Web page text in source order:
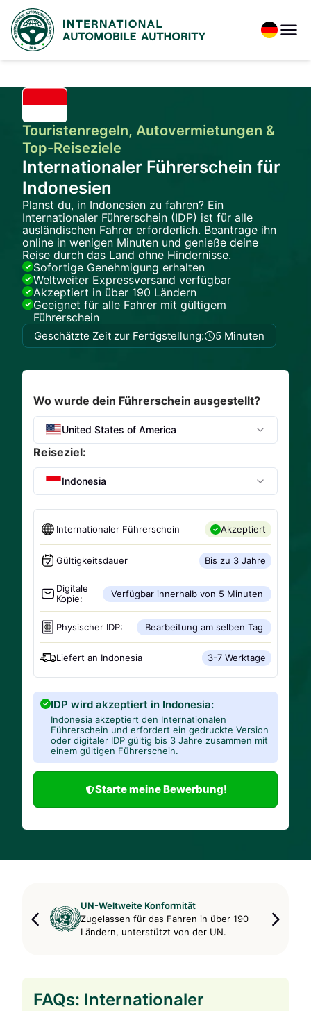
Touristenregeln, Autovermietungen &
Top-Reiseziele
Internationaler Führerschein für
Indonesien
Planst du, in Indonesien zu fahren? Ein
Internationaler Führerschein (IDP) ist für alle
ausländischen Fahrer erforderlich. Beantrage ihn
online in wenigen Minuten und genieße deine
Reise durch das Land ohne Hindernisse.
Sofortige Genehmigung erhalten
Weltweiter Expressversand verfügbar
Akzeptiert in über 190 Ländern
Geeignet für alle Fahrer mit gültigem
Führerschein
Geschätzte Zeit zur Fertigstellung: 5 Minuten
Wo wurde dein Führerschein ausgestellt?
United States of America
Reiseziel:
Indonesia
Internationaler Führerschein Akzeptiert
Gültigkeitsdauer Bis zu 3 Jahre
Digitale
Kopie:
Verfügbar innerhalb von 5 Minuten
Physischer IDP: Bearbeitung am selben Tag
Liefert an Indonesia 3-7 Werktage
IDP wird akzeptiert in Indonesia:
Indonesia akzeptiert den Internationalen
Führerschein und erfordert ein gedruckte Version
oder digitaler IDP gültig bis 3 Jahre zusammen mit
einem gültigen Führerschein.
Starte meine Bewerbung!
UN-Weltweite Konformität
Zugelassen für das Fahren in über 190
Ländern, unterstützt von der UN.
FAQs: Internationaler